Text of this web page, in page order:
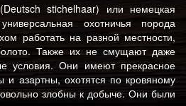
stichelhaar) или немецкая
охотничья порода
работать на разной местности,
Также их не смущают даже
условия. Они имеют прекрасное
и азартны, охотятся по кровяному
злобны к добыче. Они были